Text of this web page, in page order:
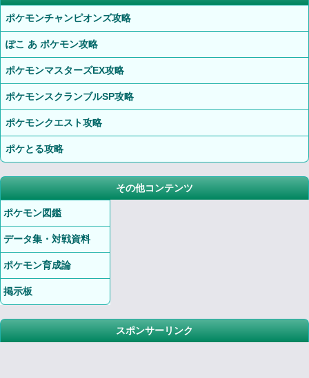
ポケモンチャンピオンズ攻略
ぽこ あ ポケモン攻略
ポケモンマスターズEX攻略
ポケモンスクランブルSP攻略
ポケモンクエスト攻略
ポケとる攻略
その他コンテンツ
ポケモン図鑑
データ集・対戦資料
ポケモン育成論
掲示板
スポンサーリンク